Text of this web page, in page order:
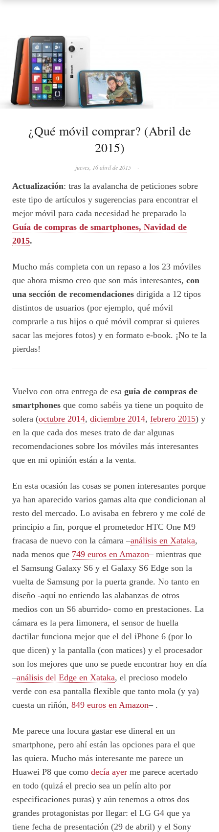
¿Qué móvil comprar? (Abril de
2015)
jueves, 16 abril de 2015 ·
Actualización: tras la avalancha de peticiones sobre
este tipo de artículos y sugerencias para encontrar el
mejor móvil para cada necesidad he preparado la
Guía de compras de smartphones, Navidad de
2015.
Mucho más completa con un repaso a los 23 móviles
que ahora mismo creo que son más interesantes, con
una sección de recomendaciones dirigida a 12 tipos
distintos de usuarios (por ejemplo, qué móvil
comprarle a tus hijos o qué móvil comprar si quieres
sacar las mejores fotos) y en formato e-book. ¡No te la
pierdas!
Vuelvo con otra entrega de esa guía de compras de
smartphones que como sabéis ya tiene un poquito de
solera (octubre 2014, diciembre 2014, febrero 2015) y
en la que cada dos meses trato de dar algunas
recomendaciones sobre los móviles más interesantes
que en mi opinión están a la venta.
En esta ocasión las cosas se ponen interesantes porque
ya han aparecido varios gamas alta que condicionan al
resto del mercado. Lo avisaba en febrero y me colé de
principio a fin, porque el prometedor HTC One M9
fracasa de nuevo con la cámara –análisis en Xataka,
nada menos que 749 euros en Amazon– mientras que
el Samsung Galaxy S6 y el Galaxy S6 Edge son la
vuelta de Samsung por la puerta grande. No tanto en
diseño -aquí no entiendo las alabanzas de otros
medios con un S6 aburrido- como en prestaciones. La
cámara es la pera limonera, el sensor de huella
dactilar funciona mejor que el del iPhone 6 (por lo
que dicen) y la pantalla (con matices) y el procesador
son los mejores que uno se puede encontrar hoy en día
–análisis del Edge en Xataka, el precioso modelo
verde con esa pantalla flexible que tanto mola (y ya)
cuesta un riñón, 849 euros en Amazon– .
Me parece una locura gastar ese dineral en un
smartphone, pero ahí están las opciones para el que
las quiera. Mucho más interesante me parece un
Huawei P8 que como decía ayer me parece acertado
en todo (quizá el precio sea un pelín alto por
especificaciones puras) y aún tenemos a otros dos
grandes protagonistas por llegar: el LG G4 que ya
tiene fecha de presentación (29 de abril) y el Sony